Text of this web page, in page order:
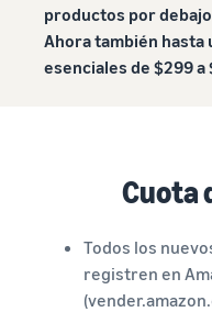
productos por debajo
Ahora también hasta
esenciales de $299 a
Cuota
Todos los
registren en